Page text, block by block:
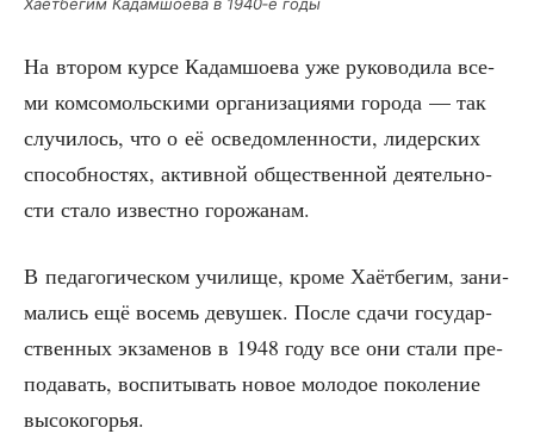
Хаёт­бе­гим Кадам­шо­е­ва в 1940‑е годы
На вто­ром кур­се Кадам­шо­е­ва уже руко­во­ди­ла все­
ми ком­со­моль­ски­ми орга­ни­за­ци­я­ми горо­да — так
слу­чи­лось, что о её осве­дом­лен­но­сти, лидер­ских
спо­соб­но­стях, актив­ной обще­ствен­ной дея­тель­но­
сти ста­ло извест­но горожанам.
В педа­го­ги­че­ском учи­ли­ще, кро­ме Хаёт­бе­гим, зани­
ма­лись ещё восемь деву­шек. После сда­чи госу­дар­
ствен­ных экза­ме­нов в 1948 году все они ста­ли пре­
по­да­вать, вос­пи­ты­вать новое моло­дое поко­ле­ние
высокогорья.